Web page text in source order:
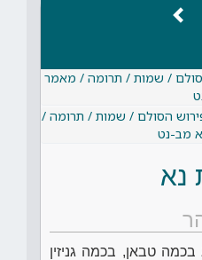
/ שמות / תרומה / מאמר
הסולם / שמות / תרומה /
מב-נט
נא
טבאן, בכמה גניזין